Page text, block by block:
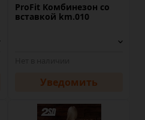
ProFit Комбинезон со
вставкой km.010
Уведомить